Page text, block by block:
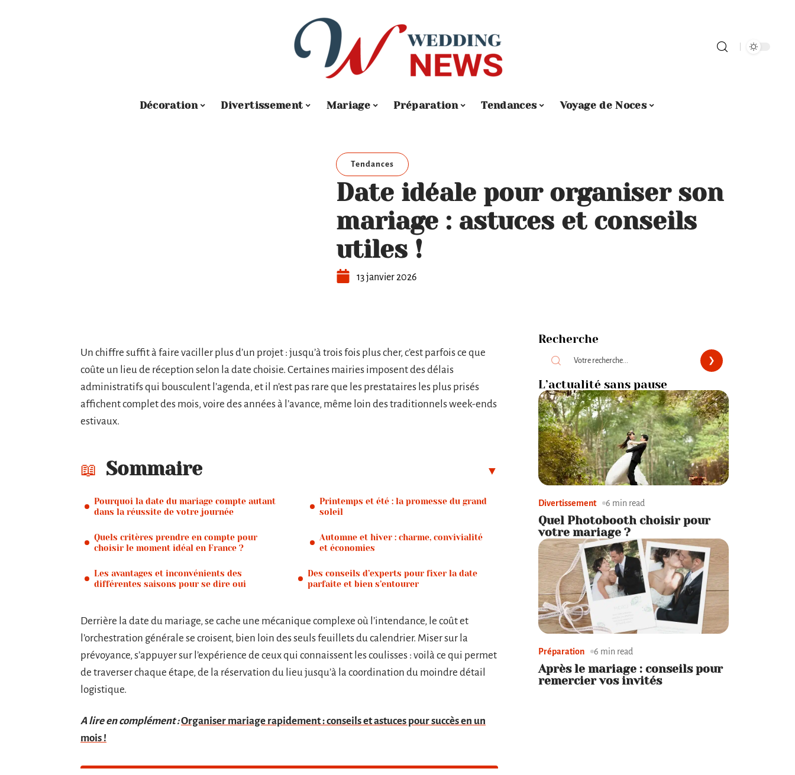
Décoration Divertissement Mariage Préparation Tendances Voyage de Noces
Tendances
Date idéale pour organiser son
mariage : astuces et conseils
utiles !
13 janvier 2026
Un chiffre suffit à faire vaciller plus d’un projet : jusqu’à trois fois plus cher, c’est parfois ce que
coûte un lieu de réception selon la date choisie. Certaines mairies imposent des délais
administratifs qui bousculent l’agenda, et il n’est pas rare que les prestataires les plus prisés
affichent complet des mois, voire des années à l’avance, même loin des traditionnels week-ends
estivaux.
Sommaire
Pourquoi la date du mariage compte autant
dans la réussite de votre journée
Quels critères prendre en compte pour
choisir le moment idéal en France ?
Les avantages et inconvénients des
différentes saisons pour se dire oui
Printemps et été : la promesse du grand
soleil
Automne et hiver : charme, convivialité
et économies
Des conseils d’experts pour fixer la date
parfaite et bien s’entourer
Derrière la date du mariage, se cache une mécanique complexe où l’intendance, le coût et
l’orchestration générale se croisent, bien loin des seuls feuillets du calendrier. Miser sur la
prévoyance, s’appuyer sur l’expérience de ceux qui connaissent les coulisses : voilà ce qui permet
de traverser chaque étape, de la réservation du lieu jusqu’à la coordination du moindre détail
logistique.
A lire en complément :Organiser mariage rapidement : conseils et astuces pour succès en un
mois !
Recherche
L’actualité sans pause
Divertissement 6 min read
Quel Photobooth choisir pour
votre mariage ?
Préparation 6 min read
Après le mariage : conseils pour
remercier vos invités